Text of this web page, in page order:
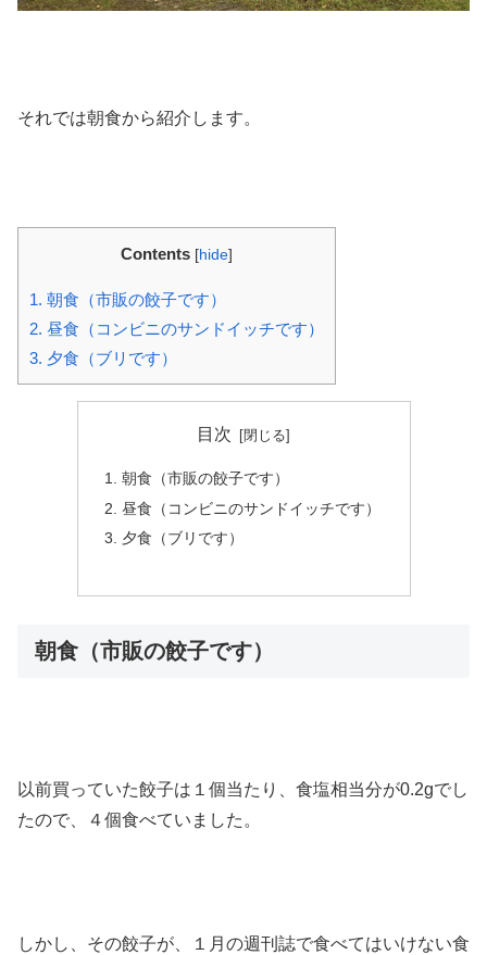
それでは朝食から紹介します。
Contents [hide]
1. 朝食（市販の餃子です）
2. 昼食（コンビニのサンドイッチです）
3. 夕食（ブリです）
目次
朝食（市販の餃子です）
昼食（コンビニのサンドイッチです）
夕食（ブリです）
朝食（市販の餃子です）
以前買っていた餃子は１個当たり、食塩相当分が0.2gでし
たので、４個食べていました。
しかし、その餃子が、１月の週刊誌で食べてはいけない食